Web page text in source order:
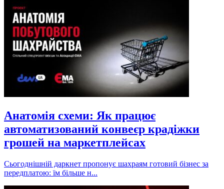
Анатомія схеми: Як працює
автоматизований конвеєр крадіжки
грошей на маркетплейсах
Сьогоднішній даркнет пропонує шахраям готовий бізнес за
передплатою: їм більше н...